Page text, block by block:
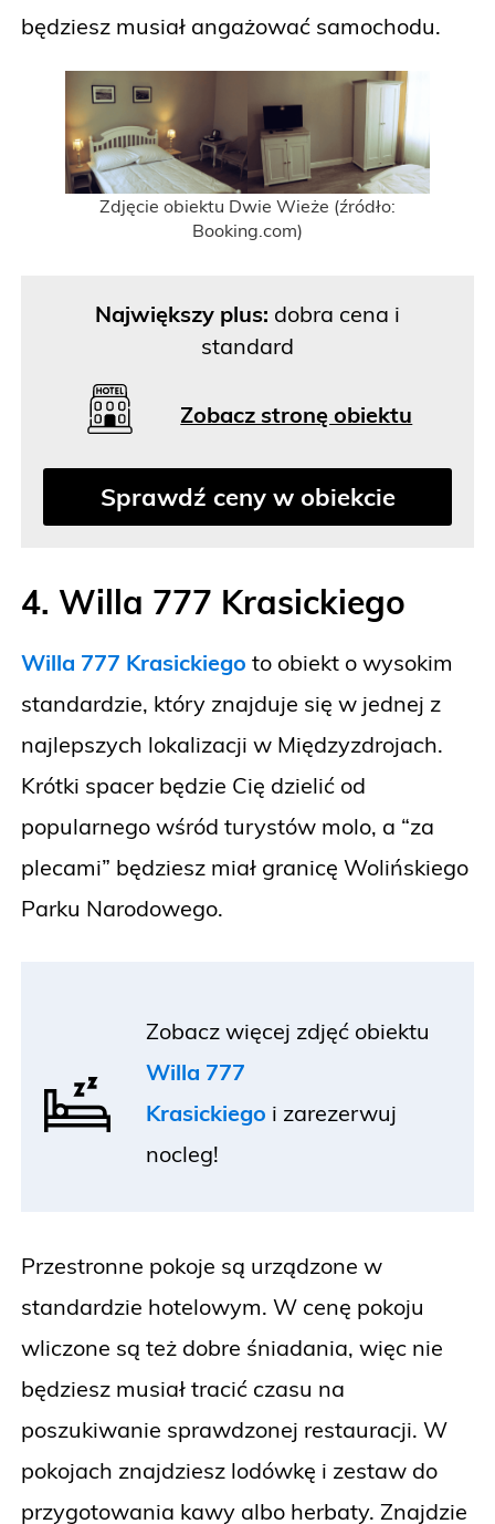
będziesz musiał angażować samochodu.
Zdjęcie obiektu Dwie Wieże (źródło:
Booking.com)
Największy plus: dobra cena i
standard
Zobacz stronę obiektu
Sprawdź ceny w obiekcie
4. Willa 777 Krasickiego
Willa 777 Krasickiego to obiekt o wysokim
standardzie, który znajduje się w jednej z
najlepszych lokalizacji w Międzyzdrojach.
Krótki spacer będzie Cię dzielić od
popularnego wśród turystów molo, a “za
plecami” będziesz miał granicę Wolińskiego
Parku Narodowego.
Zobacz więcej zdjęć obiektu
Willa 777
Krasickiego i zarezerwuj
nocleg!
Przestronne pokoje są urządzone w
standardzie hotelowym. W cenę pokoju
wliczone są też dobre śniadania, więc nie
będziesz musiał tracić czasu na
poszukiwanie sprawdzonej restauracji. W
pokojach znajdziesz lodówkę i zestaw do
przygotowania kawy albo herbaty. Znajdzie